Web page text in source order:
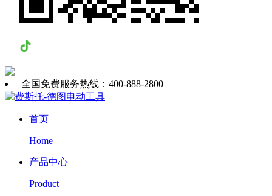
全国免费服务热线：400-888-2800
首页
Home
产品中心
Product